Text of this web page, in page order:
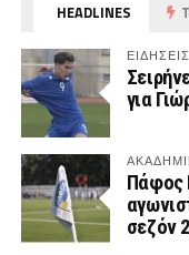
HEADLINES
ΕΙΔΗΣΕΙΣ
για
Πάφος
σεζόν